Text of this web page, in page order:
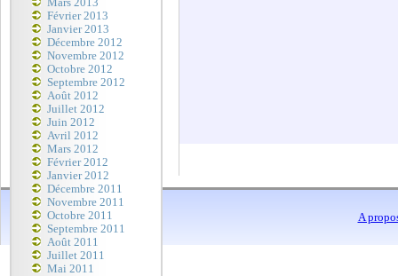
Février 2013
Janvier 2013
Décembre 2012
Novembre 2012
Octobre 2012
Septembre 2012
Août 2012
Juillet 2012
Juin 2012
Avril 2012
Mars 2012
Février 2012
Janvier 2012
Décembre 2011
Novembre 2011
Octobre 2011
Septembre 2011
Août 2011
Juillet 2011
Mai 2011
A